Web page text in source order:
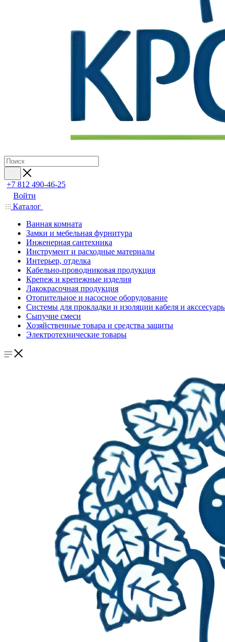
+7 812 490-46-25
Войти
Каталог
Ванная комната
Замки и мебельная фурнитура
Инженерная сантехника
Инструмент и расходные материалы
Интерьер, отделка
Кабельно-проводниковая продукция
Крепеж и крепежные изделия
Лакокрасочная продукция
Отопительное и насосное оборудование
Системы для прокладки и изоляции кабеля и
Сыпучие смеси
Хозяйственные товара и средства защиты
Электротехнические товары